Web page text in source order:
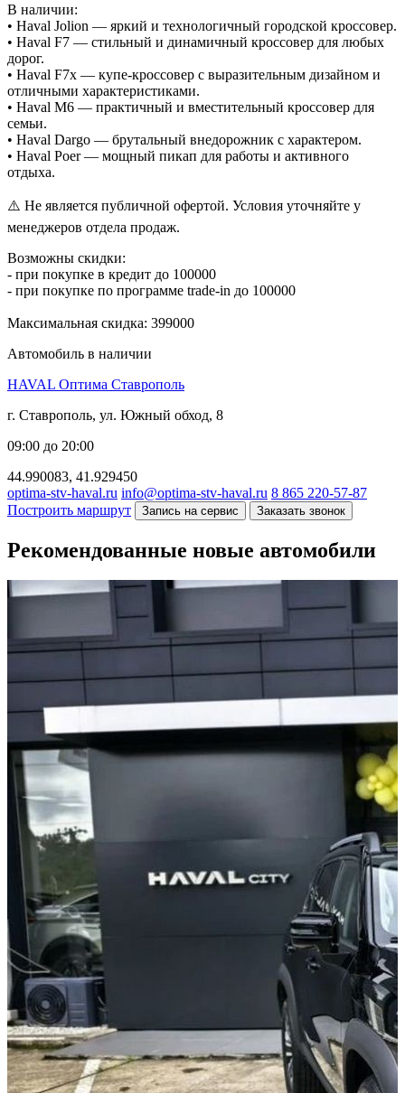
В наличии:
• Haval Jolion — яркий и технологичный городской кроссовер.
• Haval F7 — стильный и динамичный кроссовер для любых
дорог.
• Haval F7x — купе-кроссовер с выразительным дизайном и
отличными характеристиками.
• Haval M6 — практичный и вместительный кроссовер для
семьи.
• Haval Dargo — брутальный внедорожник с характером.
• Haval Poer — мощный пикап для работы и активного
отдыха.
⚠️ Не является публичной офертой. Условия уточняйте у
менеджеров отдела продаж.
Возможны скидки:
- при покупке в кредит до 100000
- при покупке по программе trade-in до 100000
Максимальная скидка: 399000
Автомобиль в наличии
HAVAL Оптима Ставрополь
г. Ставрополь, ул. Южный обход, 8
09:00 до 20:00
44.990083, 41.929450
optima-stv-haval.ru info@optima-stv-haval.ru 8 865 220-57-87
Построить маршрут
Запись на сервис Заказать звонок
Рекомендованные новые автомобили